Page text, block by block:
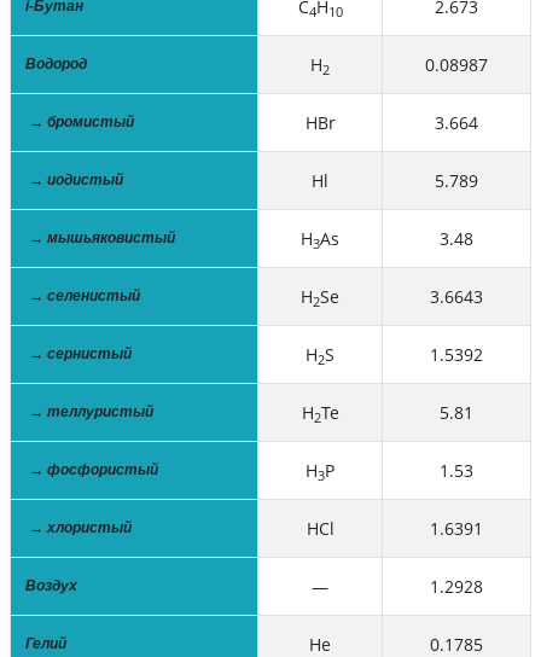
i-Бутан C4H10 2.673
Водород H2 0.08987
→ бромистый HBr 3.664
→ иодистый Hl 5.789
→ мышьяковистый H3As 3.48
→ селенистый H2Se 3.6643
→ сернистый H2S 1.5392
→ теллуристый H2Te 5.81
→ фосфористый H3P 1.53
→ хлористый HCl 1.6391
Воздух — 1.2928
Гелий He 0.1785